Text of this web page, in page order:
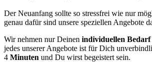
Der Neuanfang sollte so stressfrei wie nur
genau dafür sind unsere speziellen Angebote
Wir nehmen nur Deinen individuellen Bedarf
jedes unserer Angebote ist für Dich
4 Minuten und Du wirst begeistert sein.